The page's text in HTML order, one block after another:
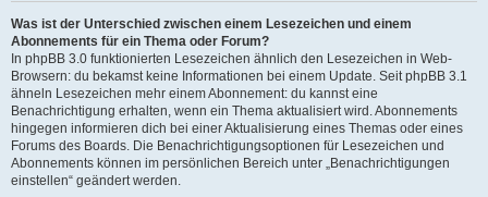
Was ist der Unterschied zwischen einem Lesezeichen und einem
Abonnements für ein Thema oder Forum?
In phpBB 3.0 funktionierten Lesezeichen ähnlich den Lesezeichen in Web-
Browsern: du bekamst keine Informationen bei einem Update. Seit phpBB 3.1
ähneln Lesezeichen mehr einem Abonnement: du kannst eine
Benachrichtigung erhalten, wenn ein Thema aktualisiert wird. Abonnements
hingegen informieren dich bei einer Aktualisierung eines Themas oder eines
Forums des Boards. Die Benachrichtigungsoptionen für Lesezeichen und
Abonnements können im persönlichen Bereich unter „Benachrichtigungen
einstellen“ geändert werden.